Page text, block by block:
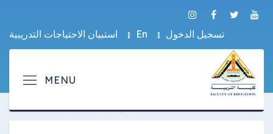
تسجيل الدخول En استبيان الاحتياجات التدريبية